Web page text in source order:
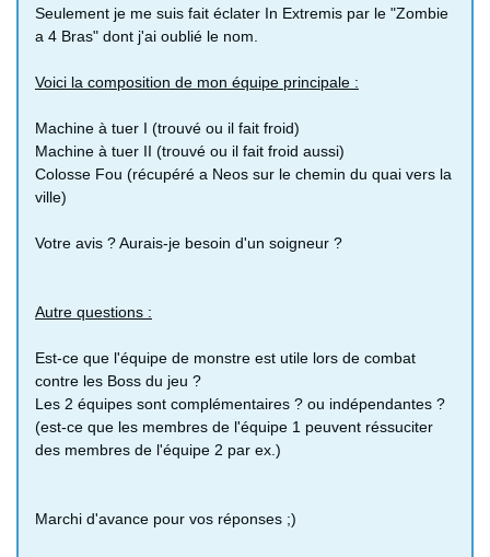
Seulement je me suis fait éclater In Extremis par le "Zombie
a 4 Bras" dont j'ai oublié le nom.
Voici la composition de mon équipe principale :
Machine à tuer I (trouvé ou il fait froid)
Machine à tuer II (trouvé ou il fait froid aussi)
Colosse Fou (récupéré a Neos sur le chemin du quai vers la
ville)
Votre avis ? Aurais-je besoin d'un soigneur ?
Autre questions :
Est-ce que l'équipe de monstre est utile lors de combat
contre les Boss du jeu ?
Les 2 équipes sont complémentaires ? ou indépendantes ?
(est-ce que les membres de l'équipe 1 peuvent réssuciter
des membres de l'équipe 2 par ex.)
Marchi d'avance pour vos réponses ;)